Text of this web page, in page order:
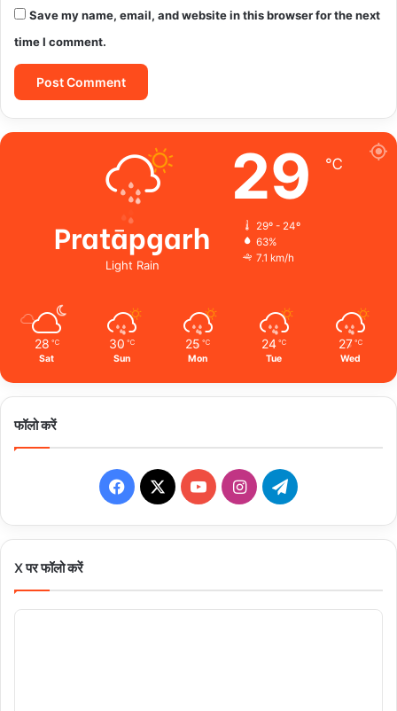
Save my name, email, and website in this browser for the next
time I comment.
Pratāpgarh
Light Rain
29 ℃
29º - 24º
63%
7.1 km/h
28 ℃
Sat
30 ℃
Sun
25 ℃
Mon
24 ℃
Tue
27 ℃
Wed
फॉलो करें
Facebook
X YouTubeInstagramTelegram
X पर फॉलो करें